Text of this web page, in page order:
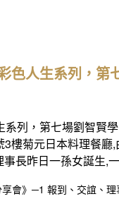
色人生系列，第
列，第七場劉智賢
樓菊元日本料理餐廳
長昨日一孫女誕生,
會》─1 報到、交誼、理